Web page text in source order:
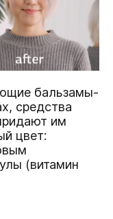
бальзамы-
средства
им
цвет:
(витамин